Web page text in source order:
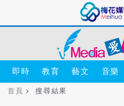
即時 教育 藝文 音樂
首頁 搜尋結果